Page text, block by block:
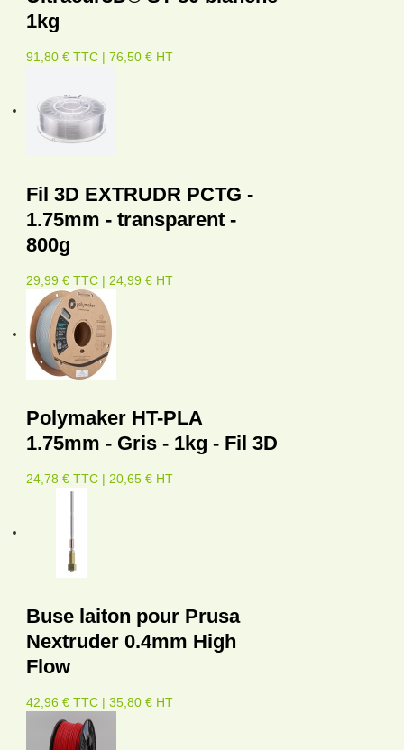
1kg
91,80 € TTC | 76,50 € HT
Fil 3D EXTRUDR PCTG -
1.75mm - transparent -
800g
29,99 € TTC | 24,99 € HT
Polymaker HT-PLA
1.75mm - Gris - 1kg - Fil 3D
24,78 € TTC | 20,65 € HT
Buse laiton pour Prusa
Nextruder 0.4mm High
Flow
42,96 € TTC | 35,80 € HT